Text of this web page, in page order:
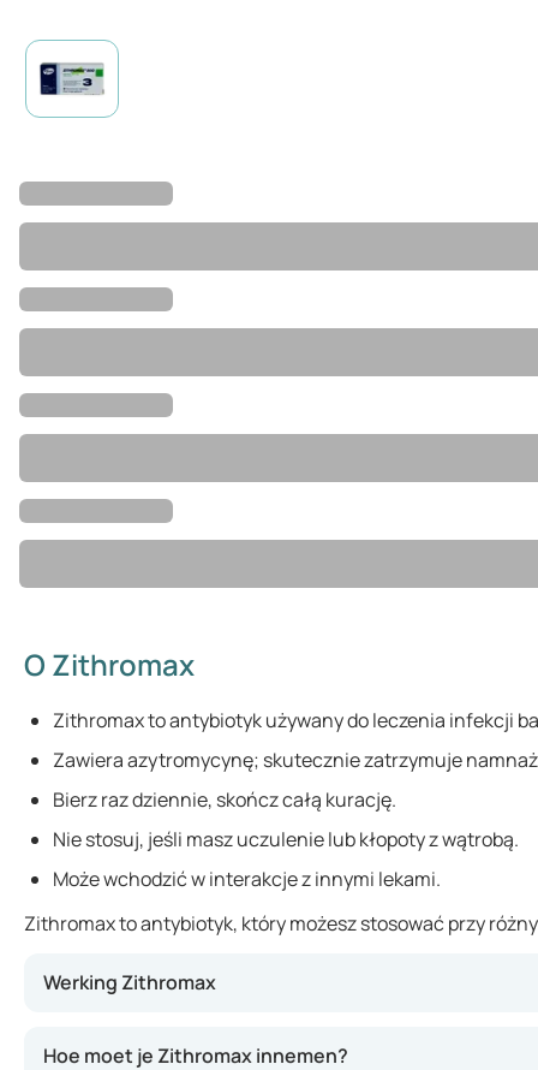
O Zithromax
Zithromax to antybiotyk używany do leczenia infekcji
Zawiera azytromycynę; skutecznie zatrzymuje
Bierz raz dziennie, skończ całą kurację.
Nie stosuj, jeśli masz uczulenie lub kłopoty z wątrobą.
Może wchodzić w interakcje z innymi lekami.
Zithromax to antybiotyk, który możesz stosować przy
Werking Zithromax
Hoe moet je Zithromax innemen?